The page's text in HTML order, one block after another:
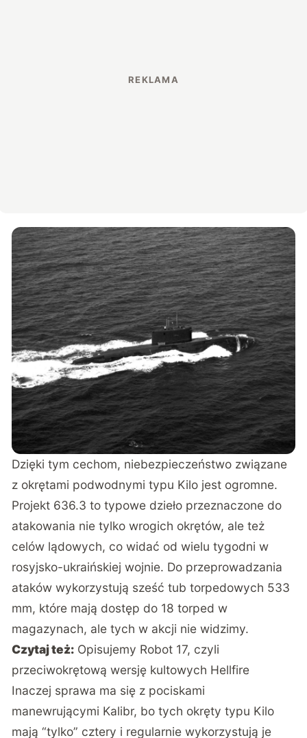
Dzięki tym cechom, niebezpieczeństwo związane
z okrętami podwodnymi typu Kilo jest ogromne.
Projekt 636.3 to typowe dzieło przeznaczone do
atakowania nie tylko wrogich okrętów, ale też
celów lądowych, co widać od wielu tygodni w
rosyjsko-ukraińskiej wojnie. Do przeprowadzania
ataków wykorzystują sześć tub torpedowych 533
mm, które mają dostęp do 18 torped w
magazynach, ale tych w akcji nie widzimy.
Czytaj też: Opisujemy Robot 17, czyli
przeciwokrętową wersję kultowych Hellfire
Inaczej sprawa ma się z pociskami
manewrującymi Kalibr, bo tych okręty typu Kilo
mają “tylko” cztery i regularnie wykorzystują je